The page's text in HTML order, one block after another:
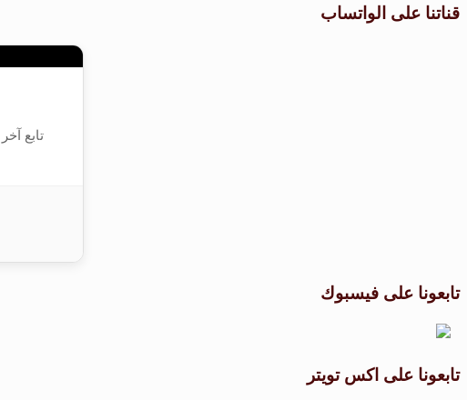
قناتنا على الواتساب
تابع
تابعونا على فيسبوك
تابعونا على اكس تويتر